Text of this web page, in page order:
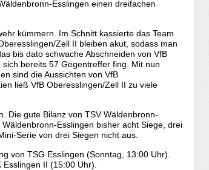
Esslingen einen dreifachen
kümmern. Im Schnitt kassierte das Team
Zell II bleiben akut, sodass man
bis dato schwache Abschneiden von VfB
bereits 57 Gegentreffer fing. Mit nun
sind die Aussichten von VfB
ließ VfB Oberesslingen/Zell II zu viele
Die gute Bilanz von TSV Wäldenbronn-
Esslingen bisher acht Siege, drei
Serie von drei Siegen nicht aus.
von TSG Esslingen (Sonntag, 13:00 Uhr).
II (15:00 Uhr).